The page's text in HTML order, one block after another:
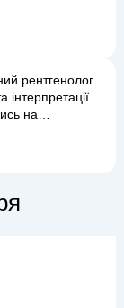
рентгенолог
інтерпретації
на